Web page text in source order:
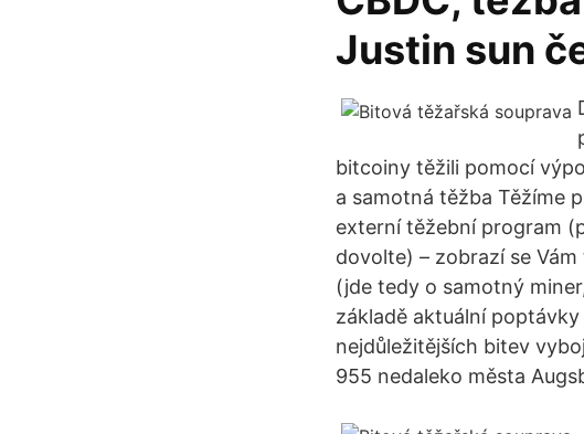
Justin sun
bitcoiny těžili pomocí
a samotná těžba Těžíme
externí těžební program
dovolte) – zobrazí se
(jde tedy o samotný
základě aktuální
nejdůležitějších bitev
955 nedaleko města